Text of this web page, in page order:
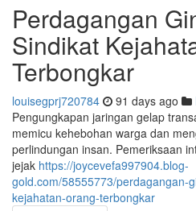
Perdagangan
Sindikat
Terbongkar
louisegprj720784 91 days ago
Pengungkapan jaringan gelap
memicu kehebohan warga dan
perlindungan insan. Pemeriksaan
jejak https://joycevefa997904.blog-
gold.com/58555773/perdagangan-
kejahatan-orang-terbongkar